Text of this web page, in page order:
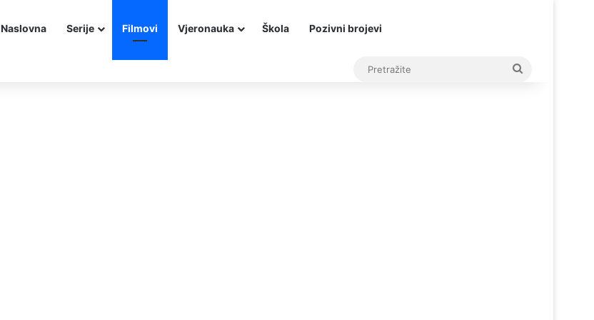
Naslovna Serije Filmovi Vjeronauka Škola Pozivni brojevi